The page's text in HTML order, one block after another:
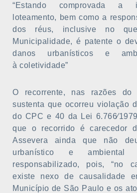
“Estando comprovada a
loteamento, bem como a
dos réus, inclusive no
Municipalidade, é patente o
danos urbanísticos e
à coletividade”
O recorrente, nas razões do
sustenta que ocorreu violação
do CPC e 40 da Lei
que o recorrido é carecedor
Assevera ainda que não
urbanístico e
responsabilizado, pois, “no
existe nexo de causalidade
Município de São Paulo e os